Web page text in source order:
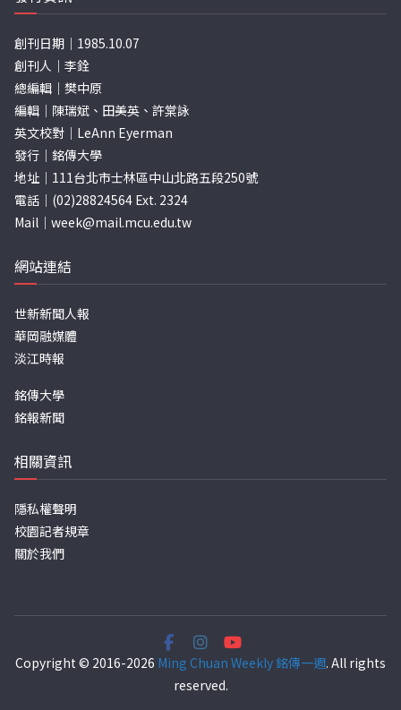
創刊日期｜1985.10.07
創刊人｜李銓
總編輯｜樊中原
編輯｜陳瑞斌、田美英、許棠詠
英文校對｜LeAnn Eyerman
發行｜銘傳大學
地址｜111台北市士林區中山北路五段250號
電話｜(02)28824564 Ext. 2324
Mail｜ week@mail.mcu.edu.tw
網站連結
世新新聞人報
華岡融媒體
淡江時報
銘傳大學
銘報新聞
相關資訊
隱私權聲明
校園記者規章
關於我們
Copyright © 2016-2026 Ming Chuan Weekly 銘傳一週. All rights
reserved.